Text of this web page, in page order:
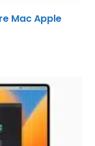
Mac Apple